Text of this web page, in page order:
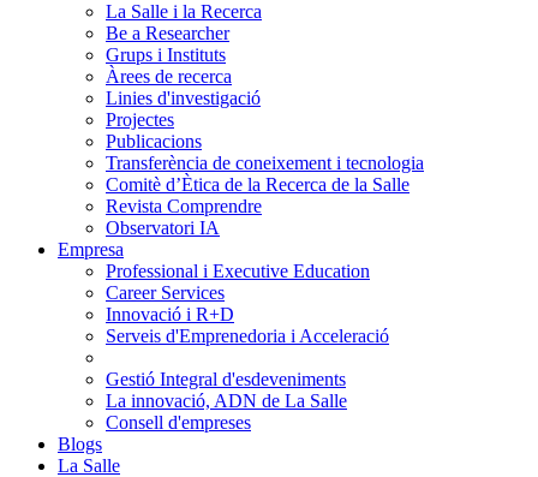
La Salle i la Recerca
Be a Researcher
Grups i Instituts
Àrees de recerca
Linies d'investigació
Projectes
Publicacions
Transferència de coneixement i tecnologia
Comitè d’Ètica de la Recerca de la Salle
Revista Comprendre
Observatori IA
Empresa
Professional i Executive Education
Career Services
Innovació i R+D
Serveis d'Emprenedoria i Acceleració
Gestió Integral d'esdeveniments
La innovació, ADN de La Salle
Consell d'empreses
Blogs
La Salle